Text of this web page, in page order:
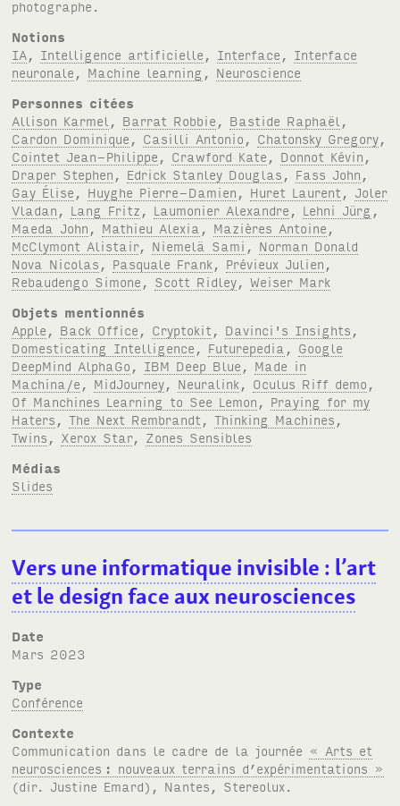
photographe.
Notions
IA
Intelligence artificielle Interface
Interface
neuronale
Machine learning
Neuroscience
Personnes citées
Allison Karmel
Barrat Robbie Bastide Raphaël
Cardon Dominique
Casilli Antonio Chatonsky Gregory
Cointet Jean-Philippe
Crawford Kate Donnot Kévin
Draper Stephen
Edrick Stanley Douglas Fass John
Gay Élise
Huyghe Pierre-Damien Huret Laurent
Joler
Vladan
Lang Fritz Laumonier Alexandre Lehni Jürg
Maeda John
Mathieu Alexia Mazières Antoine
McClymont Alistair, Niemelä Sami
Norman Donald
Nova Nicolas
Pasquale Frank Prévieux Julien
Rebaudengo Simone
Scott Ridley ,Weiser Mark
Objets mentionnés
Apple
Back Office Cryptokit Davinci's Insights
Domesticating Intelligence
Futurepedia
Google
DeepMind AlphaGo
IBM Deep Blue
Made in
Machina/e
MidJourney Neuralink Oculus Riff demo
Of Manchines Learning to See Lemon
Praying for my
Haters ,The Next Rembrandt ,Thinking Machines
Twins
Xerox Star, Zones Sensibles
Médias
Slides
Vers une informatique invisible : l’art
et le design face aux neurosciences
Date
mars 2023
Type
Conférence
Contexte
Communication dans le cadre de la journée « Arts et
neurosciences : nouveaux terrains d’expérimentations »
(dir. Justine Emard), Nantes, Stereolux.